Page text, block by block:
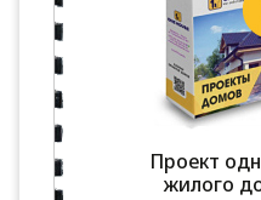
Проект
жилого